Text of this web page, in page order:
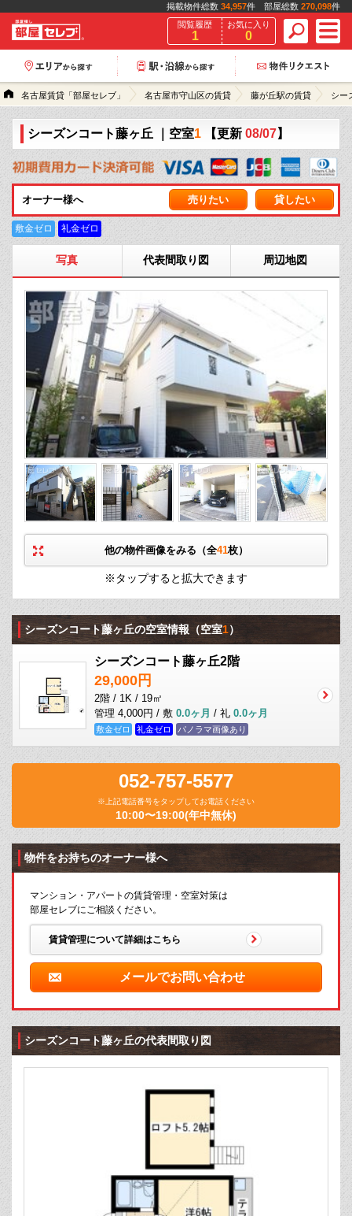
掲載物件総数 34,957件 部屋総数 270,098件
閲覧履歴
1
お気に入り
0
名古屋賃貸「部屋セレブ」 名古屋市守山区の賃貸 藤が丘駅の賃貸 シー
シーズンコート藤ヶ丘 ｜空室1 【更新 08/07】
オーナー様へ 売りたい 貸したい
敷金ゼロ 礼金ゼロ
写真 代表間取り図 周辺地図
他の物件画像をみる（全41枚）
※タップすると拡大できます
シーズンコート藤ヶ丘の空室情報 （空室1）
シーズンコート藤ヶ丘2階
29,000円
2階 / 1K / 19㎡
管理 4,000円 / 敷 0.0ヶ月 / 礼 0.0ヶ月
敷金ゼロ 礼金ゼロ パノラマ画像あり
052-757-5577
※上記電話番号をタップしてお電話ください
10:00〜19:00(年中無休)
物件をお持ちのオーナー様へ
マンション・アパートの賃貸管理・空室対策は
部屋セレブにご相談ください。
賃貸管理について詳細はこちら
メールでお問い合わせ
シーズンコート藤ヶ丘の代表間取り図